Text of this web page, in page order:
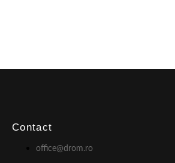
Contact
office@drom.ro